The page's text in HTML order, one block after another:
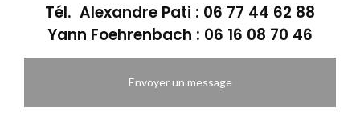
Tél. Alexandre Pati : 06 77 44 62 88
Yann Foehrenbach : 06 16 08 70 46
Envoyer un message